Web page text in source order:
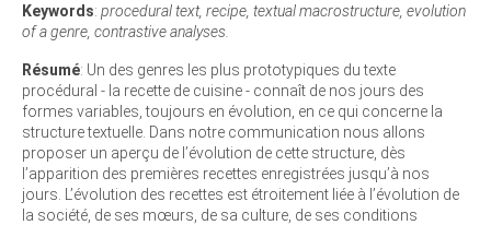
Keywords: procedural text, recipe, textual macrostructure, evolution
of a genre, contrastive analyses.
Résumé: Un des genres les plus prototypiques du texte
procédural - la recette de cuisine - connaît de nos jours des
formes variables, toujours en évolution, en ce qui concerne la
structure textuelle. Dans notre communication nous allons
proposer un aperçu de l’évolution de cette structure, dès
l’apparition des premières recettes enregistrées jusqu’à nos
jours. L’évolution des recettes est étroitement liée à l’évolution de
la société, de ses mœurs, de sa culture, de ses conditions